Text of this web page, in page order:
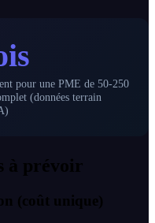
pour une PME de 50-250
(données terrain
à prévoir
(coût unique)